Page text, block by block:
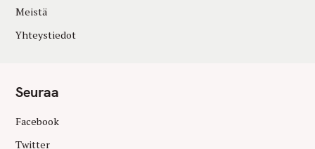
Meistä
Yhteystiedot
Seuraa
Facebook
Twitter